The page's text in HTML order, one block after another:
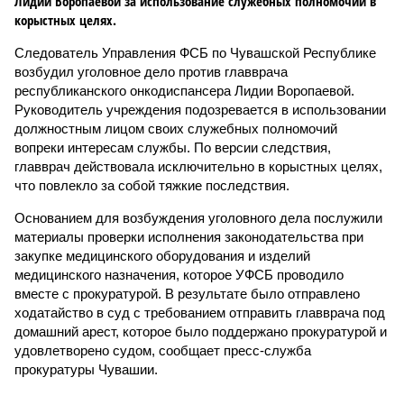
корыстных целях.
Следователь Управления ФСБ по Чувашской Республике
возбудил уголовное дело против главврача
республиканского онкодиспансера Лидии Воропаевой.
Руководитель учреждения подозревается в использовании
должностным лицом своих служебных полномочий
вопреки интересам службы. По версии следствия,
главврач действовала исключительно в корыстных целях,
что повлекло за собой тяжкие последствия.
Основанием для возбуждения уголовного дела послужили
материалы проверки исполнения законодательства при
закупке медицинского оборудования и изделий
медицинского назначения, которое УФСБ проводило
вместе с прокуратурой. В результате было отправлено
ходатайство в суд с требованием отправить главврача под
домашний арест, которое было поддержано прокуратурой и
удовлетворено судом, сообщает пресс-служба
прокуратуры Чувашии.